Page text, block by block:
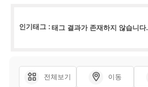
인기태그 : 태그 결과가 존재하지 않습니다.
전체보기 이동